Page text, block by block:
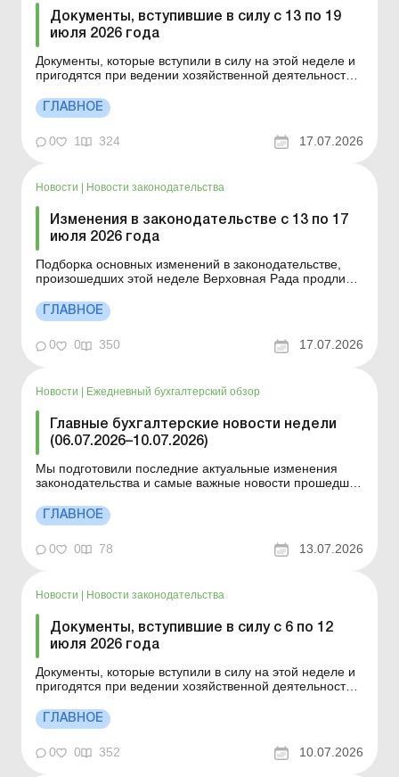
Документы, вступившие в силу с 13 по 19
июля 2026 года
Документы, которые вступили в силу на этой неделе и
пригодятся при ведении хозяйственной деятельности.
изменений в некоторые постановления Кабинета
Министров Украины относительно
Национальной системы квалифик...
ГЛАВНОЕ
0 1 324 17.07.2026
Новости Новости законодательства
Изменения в законодательстве с 13 по 17
июля 2026 года
Подборка основных изменений в законодательстве,
произошедших этой неделе Верховная Рада продлила
июля 2026 года Верховная Рада проголосовала за
законопроекты, представленные Президентом
Утверждены минимально допустимые экспортные
цены на июль 2...
ГЛАВНОЕ
0 0 350 17.07.2026
Новости | Ежедневный бухгалтерский обзор
Главные бухгалтерские новости недели
(06.07.2026–10.07.2026)
Мы подготовили последние актуальные изменения
законодательства и самые важные новости прошедшей
2026 года Изменения в законодательстве с 6 по 10
июля 2026 года О чем нужно знать н а этой неделе?
Изменения Минэкономики к критичности предприя...
ГЛАВНОЕ
0 0 78 13.07.2026
Новости | Новости законодательства
Документы, вступившие в силу с 6 по 12
июля 2026 года
Документы, которые вступили в силу на этой неделе и
пригодятся при ведении хозяйственной деятельности.
вопросы предоставления финансовой
государственной поддержки субъектам
хозяйствования, реализующим проекты в сфере
распределенной генерации&raq...
ГЛАВНОЕ
0 0 352 10.07.2026